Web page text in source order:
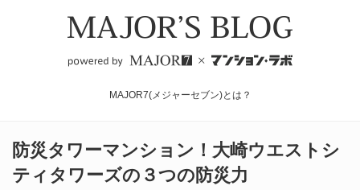
MAJOR7(メジャーセブン)とは？
防災タワーマンション！大崎ウエストシ
ティタワーズの３つの防災力